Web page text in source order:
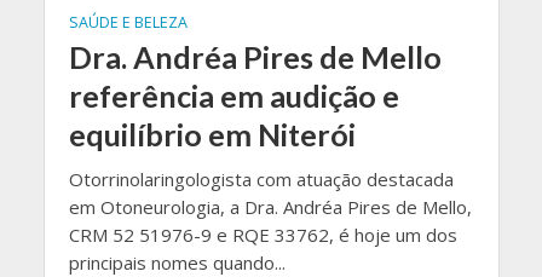
SAÚDE E BELEZA
Dra. Andréa Pires de Mello
referência em audição e
equilíbrio em Niterói
Otorrinolaringologista com atuação destacada
em Otoneurologia, a Dra. Andréa Pires de Mello,
CRM 52 51976-9 e RQE 33762, é hoje um dos
principais nomes quando...